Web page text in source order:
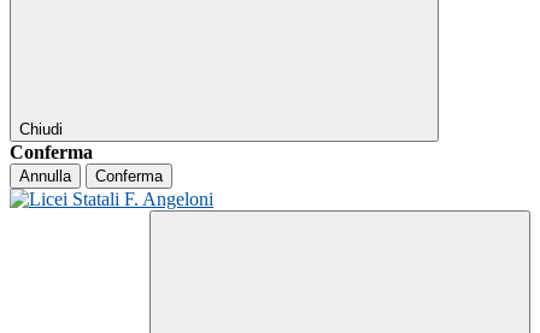
Chiudi
Conferma
Annulla Conferma